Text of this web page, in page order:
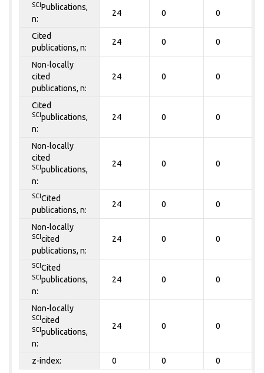
SCIPublications,
n:
24 0 0
Cited
publications, n:
24 0 0
Non-locally
cited
publications, n:
24 0 0
Cited
SCIpublications,
n:
24 0 0
Non-locally
cited
SCIpublications,
n:
24 0 0
SCICited
publications, n:
24 0 0
Non-locally
SCIcited
publications, n:
24 0 0
SCICited
SCIpublications,
n:
24 0 0
Non-locally
SCIcited
SCIpublications,
n:
24 0 0
z-index: 0 0 0